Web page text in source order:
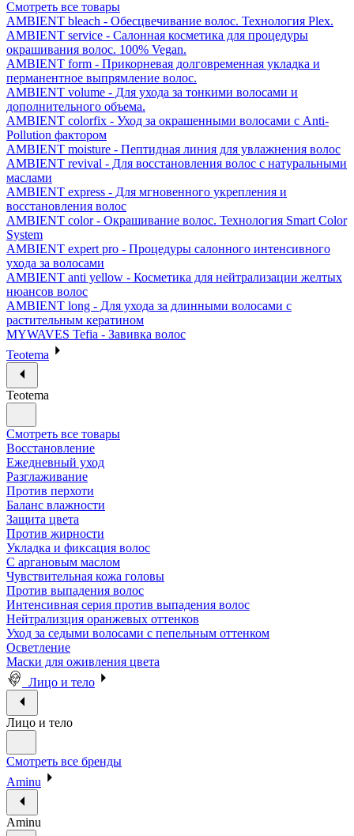
Смотреть все товары
AMBIENT bleach - Обесцвечивание волос. Технология Plex.
AMBIENT service - Салонная косметика для процедуры
окрашивания волос. 100% Vegan.
AMBIENT form - Прикорневая долговременная укладка и
перманентное выпрямление волос.
AMBIENT volume - Для ухода за тонкими волосами и
дополнительного объема.
AMBIENT colorfix - Уход за окрашенными волосами с Anti-
Pollution фактором
AMBIENT moisture - Пептидная линия для увлажнения волос
AMBIENT revival - Для восстановления волос с натуральными
маслами
AMBIENT express - Для мгновенного укрепления и
восстановления волос
AMBIENT color - Окрашивание волос. Технология Smart Color
System
AMBIENT expert pro - Процедуры салонного интенсивного
ухода за волосами
AMBIENT anti yellow - Косметика для нейтрализации желтых
нюансов волос
AMBIENT long - Для ухода за длинными волосами с
растительным кератином
MYWAVES Tefia - Завивка волос
Teotema
Teotema
Смотреть все товары
Восстановление
Ежедневный уход
Разглаживание
Против перхоти
Баланс влажности
Защита цвета
Против жирности
Укладка и фиксация волос
С аргановым маслом
Чувствительная кожа головы
Против выпадения волос
Интенсивная серия против выпадения волос
Нейтрализция оранжевых оттенков
Уход за седыми волосами с пепельным оттенком
Осветление
Маски для оживления цвета
Лицо и тело
Лицо и тело
Смотреть все бренды
Aminu
Aminu